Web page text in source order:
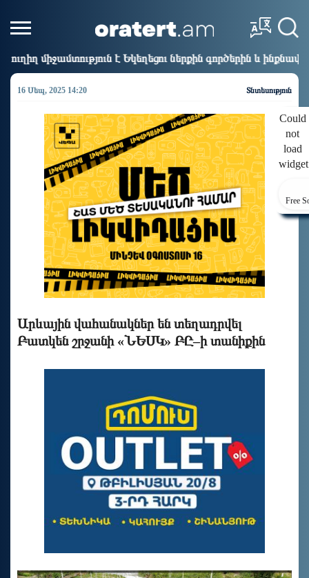
Եկեղեցու ներքին գործերին և ինքնավարությանը.
16 Սեպ, 2025 14:20 Տնտեսություն
Could
not
load
Free
Արևային վահանակներ են տեղադրվել
Բատկեն շրջանի «ՆԵՍԿ» ԲԸ–ի տանիքին